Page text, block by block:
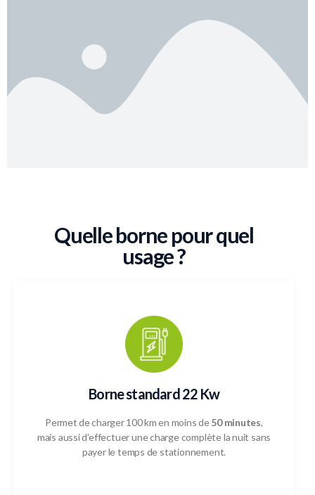
Quelle borne pour quel
usage ?
Borne standard 22 Kw
Permet de charger 100 km en moins de50 minutes,
mais aussi d’effectuer une charge complète la nuit sans
payer le temps de stationnement.